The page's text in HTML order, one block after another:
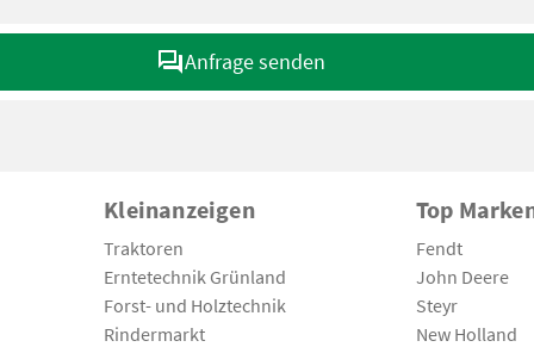
Anfrage senden
Kleinanzeigen
Traktoren
Erntetechnik Grünland
Forst- und Holztechnik
Rindermarkt
Top
Fendt
John Deere
Steyr
New Holland